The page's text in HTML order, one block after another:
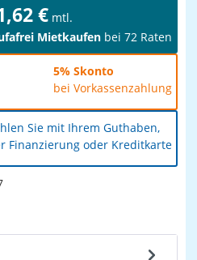
€ mtl.
Mietkaufen bei 72 Raten
5% Skonto
bei Vorkassenzahlung
Sie mit Ihrem Guthaben,
Finanzierung oder Kreditkarte